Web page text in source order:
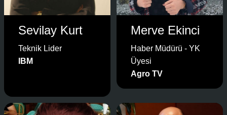
Sevilay Kurt
Teknik Lider
IBM
Merve Ekinci
Haber Müdürü - YK
Üyesi
Agro TV